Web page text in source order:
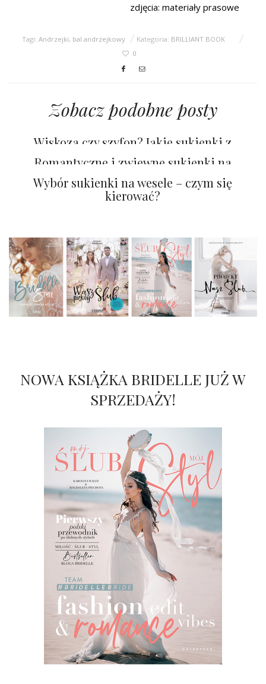
zdjęcia: materiały prasowe
Tagi: Andrzejki, bal andrzejkowy Kategoria: BRILLIANT BOOK
0
Zobacz podobne posty
Wiskoza czy szyfon? Jakie sukienki z
nich uszyjesz?
Romantyczne i zwiewne sukienki na
ślub i poprawiny
Wybór sukienki na wesele – czym się
kierować?
NOWA KSIĄŻKA BRIDELLE JUŻ W
SPRZEDAŻY!